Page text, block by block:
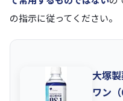
の指示に従ってください。
大塚
ワン